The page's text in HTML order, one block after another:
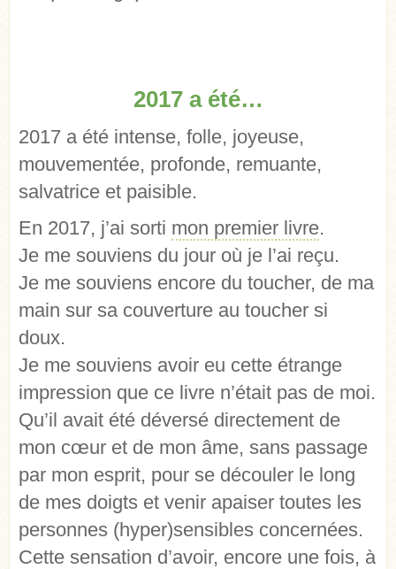
2017 a été…
2017 a été intense, folle, joyeuse,
mouvementée, profonde, remuante,
salvatrice et paisible.
En 2017, j’ai sorti mon premier livre.
Je me souviens du jour où je l’ai reçu.
Je me souviens encore du toucher, de ma
main sur sa couverture au toucher si
doux.
Je me souviens avoir eu cette étrange
impression que ce livre n’était pas de moi.
Qu’il avait été déversé directement de
mon cœur et de mon âme, sans passage
par mon esprit, pour se découler le long
de mes doigts et venir apaiser toutes les
personnes (hyper)sensibles concernées.
Cette sensation d’avoir, encore une fois, à